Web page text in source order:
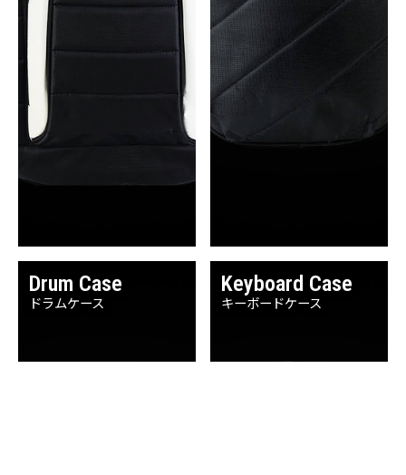
Drum Case Keyboard Case